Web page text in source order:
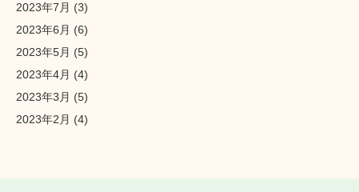
2023年7月 (3)
2023年6月 (6)
2023年5月 (5)
2023年4月 (4)
2023年3月 (5)
2023年2月 (4)